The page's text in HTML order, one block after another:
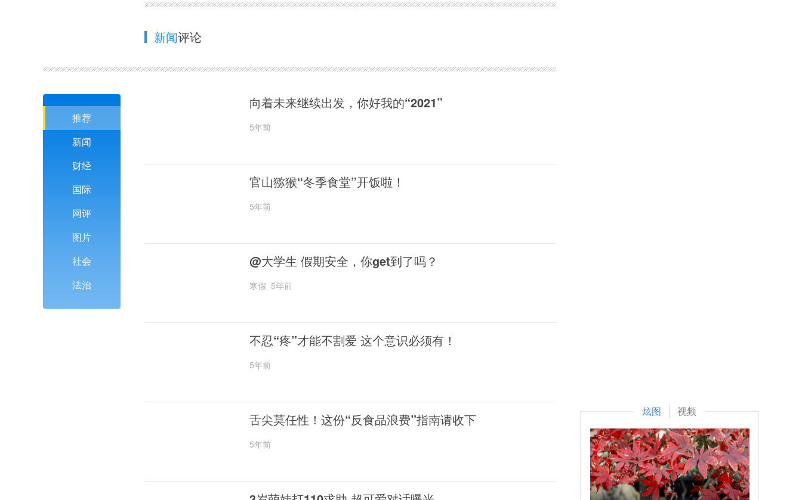
新闻评论
推荐
新闻
财经
国际
网评
图片
社会
法治
向着未来继续出发，你好我的“2021”
5年前
官山猕猴“冬季食堂”开饭啦！
5年前
@大学生 假期安全，你get到了吗？
寒假 5年前
不忍“疼”才能不割爱 这个意识必须有！
5年前
舌尖莫任性！这份“反食品浪费”指南请收下
5年前
炫图 视频